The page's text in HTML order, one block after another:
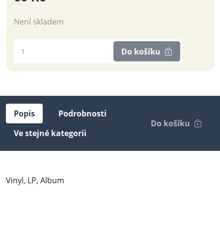
Není skladem
Do košíku
Popis
Podrobnosti
Ve stejné kategorii
Do košíku
Vinyl, LP, Album